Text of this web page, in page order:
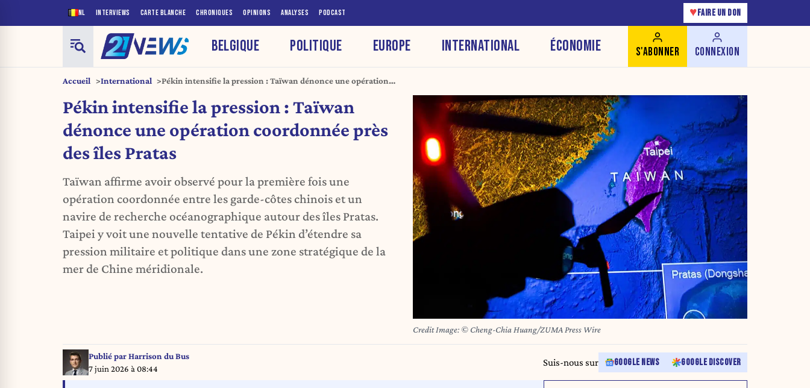
NL INTERVIEWS CARTE BLANCHE CHRONIQUES OPINIONS ANALYSES PODCAST ♥ FAIRE UN DON
BELGIQUE POLITIQUE EUROPE INTERNATIONAL ÉCONOMIE S'ABONNER CONNEXION
Accueil International
Pékin intensifie la pression : Taïwan dénonce une opération
Pékin intensifie la pression : Taïwan
dénonce une opération coordonnée près
des îles Pratas
Taïwan affirme avoir observé pour la première fois une
opération coordonnée entre les garde-côtes chinois et un
navire de recherche océanographique autour des îles Pratas.
Taipei y voit une nouvelle tentative de Pékin d’étendre sa
pression militaire et politique dans une zone stratégique de la
mer de Chine méridionale.
Credit Image: © Cheng-Chia Huang/ZUMA Press Wire
Publié parHarrison du Bus
7 juin 2026 à 08:44
Suis-nous sur GOOGLE NEWS GOOGLE DISCOVER